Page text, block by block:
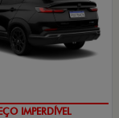
IMPERDÍVEL